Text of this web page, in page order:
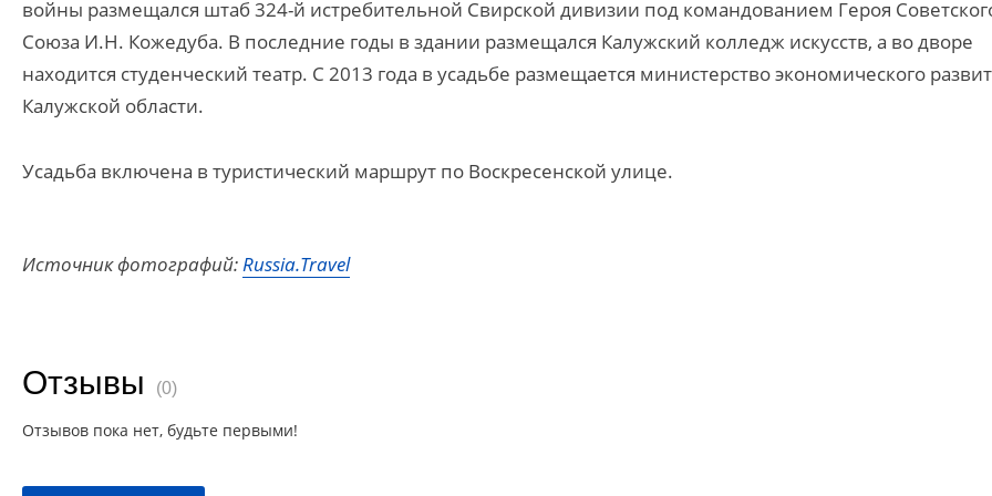
войны размещался штаб 324-й истребительной Свирской дивизии под командованием Героя
Союза И.Н. Кожедуба. В последние годы в здании размещался Калужский колледж искусств, а во дворе
находится студенческий театр. С 2013 года в усадьбе размещается министерство экономического
Калужской области.
Усадьба включена в туристический маршрут по Воскресенской улице.
Источник фотографий:Russia.Travel
Отзывы (0)
Отзывов пока нет, будьте первыми!